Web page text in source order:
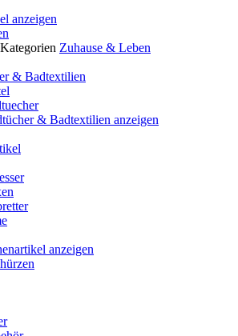
anzeigen
Zuhause & Leben
& Badtextilien
& Badtextilien anzeigen
anzeigen